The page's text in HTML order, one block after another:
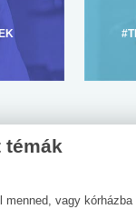
témák
menned, vagy kórházba